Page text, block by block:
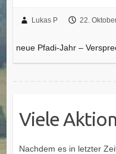
Lukas P 22.
neue Pfadi-Jahr –
Viele
Nachdem es in letzter